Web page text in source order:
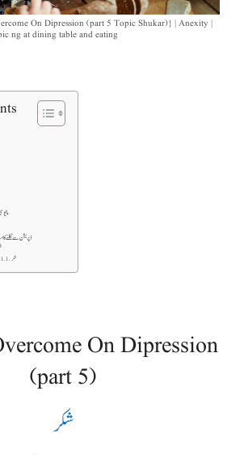
ng at dining table and eating
ما
ڈپریشن سے نکلنے
شکر
On Dipression
(part 5)
شکر